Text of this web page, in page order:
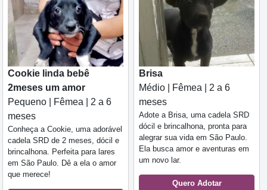
Cookie linda bebê
2meses um amor
Pequeno | Fêmea | 2 a 6
meses
Conheça a Cookie, uma adorável
cadela SRD de 2 meses, dócil e
brincalhona. Perfeita para lares
em São Paulo. Dê a ela o amor
que merece!
Brisa
Médio | Fêmea | 2 a 6
meses
Adote a Brisa, uma cadela SRD
dócil e brincalhona, pronta para
alegrar sua vida em São Paulo.
Ela busca amor e aventuras em
um novo lar.
Quero Adotar